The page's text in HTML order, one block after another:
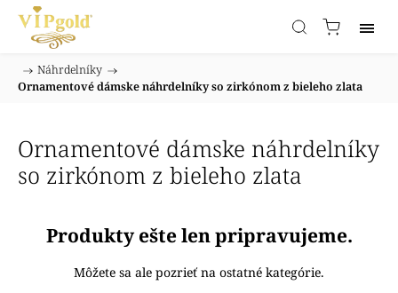
Domov
/ Náhrdelníky /
Ornamentové dámske náhrdelníky so zirkónom z bieleho zlata
Ornamentové dámske náhrdelníky
so zirkónom z bieleho zlata
Produkty ešte len pripravujeme.
Môžete sa ale pozrieť na ostatné kategórie.